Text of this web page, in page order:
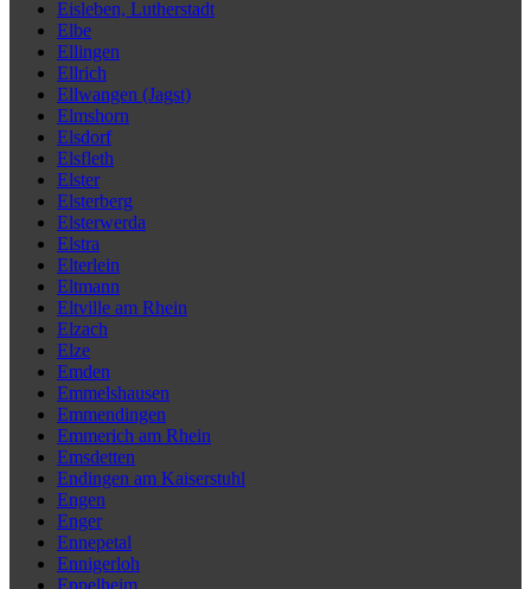
Eisleben, Lutherstadt
Elbe
Ellingen
Ellrich
Ellwangen (Jagst)
Elmshorn
Elsdorf
Elsfleth
Elster
Elsterberg
Elsterwerda
Elstra
Elterlein
Eltmann
Eltville am Rhein
Elzach
Elze
Emden
Emmelshausen
Emmendingen
Emmerich am Rhein
Emsdetten
Endingen am Kaiserstuhl
Engen
Enger
Ennepetal
Ennigerloh